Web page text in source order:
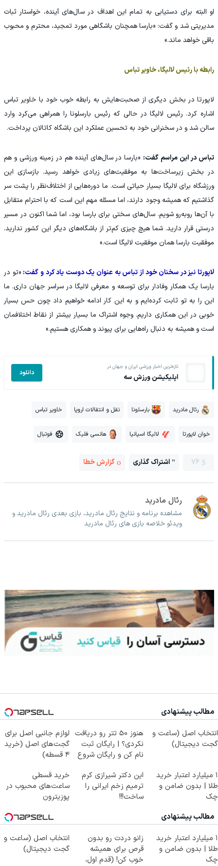
او البته برای دستیابی به تمام این اهداف در سال‌های آینده، خواستار ثبات
مدیریتی شد و گفت: «بارسا همچنان باشگاهی مورد تمجید، محترم و محبوب
باقی خواهد ماند.»
رابطه با رئیس لالیگا، خاویر تباس
لاپورتا در بخش دیگری از صحبت‌هایش به رابطه خوب خود با خاویر تباس
اشاره کرد. رئیس لالیگا در حالی که رئیس بارسلونا را همراهی می‌کرد وارد
سالن شد و در سخنرانی خود به تحسین عملکرد این باشگاه کاتالان پرداخت.
تباس در این مراسم گفت: «بارسا در سال‌های آینده هم در زمینه ورزشی و هم
در بخش زیرساخت‌ها به موفقیت‌های زیادی خواهد رسید. بازسازی این
ورزشگاه برای لالیگا بسیار حیاتی است. ما دوره‌هایی از اختلاف‌نظر را پشت سر
گذاشتیم که همیشه وجود دارند، اما مسئله مهم این است که با احترام متقابل
با آن‌ها رو‌به‌رو شویم. سال‌های سختی برای بارسا بود، اما شما اکنون در مسیر
درستی قرار دارید. شما هیچ چیزی کم‌تر از باشگاه‌های دیگر این کشور ندارید.
موفقیت بارسا همان موفقیت لالیگا است.»
لاپورتا نیز در سخنان خود از تباس به عنوان یک دوست یاد کرد و گفت: «تو در
بارسا یک همکار وفادار برای توسعه و معرفی لالیگا در سراسر جهان داری. ما
این را به تو ثابت کرده‌ایم و به این کار ادامه خواهیم داد چون حس بسیار
خوبی در این همکاری داریم. وجوه اشتراک ما بسیار بیشتر از نقاط اختلافمان
است و همیشه به دنبال راه‌هایی برای پیوند و همکاری هستیم.»
تازه‌ترین اخبار ورزشی ایران و جهان در
اپلیکیشن ورزش سه دانلود
رئال مادرید بارسلونا نقل و انتقالات اروپا خاویر تباس
خوان لاپورتا لالیگا اسپانیا هانسی فلیک فوتبال
76 اشتراک گذاری گزارش خطا
رئال مادرید
مشاهده برنامه و نتایج رئال مادرید، بازی بعدی رئال مادرید و
ویدئو خلاصه بازی های رئال مادرید
مطالب پیشنهادی
انتخاب اصل (ساعت و
گجت دیجیتال)
هنوز 50 تتر رو دریافت
نکردی؟ | رایگان ثبت
نام کن و رایگان شروع
لوازم جانبی اصل برای
گجت‌های اصل (خرید
۴ قسطه)
۱ میلیارد اعتبار خرید
طلا | بدون ضامن و
چک
این دکتر شیرازی کرم
ترمیم زخم ایرانی را
ساخت!!!
خرید قسطی
ساعت‌های محبوب در
پوزیترون
مطالب پیشنهادی
۱ میلیارد اعتبار خرید
طلا | بدون ضامن و
چک
زانو دردت رو بدون
قرص برای همیشه
خوب کن! (قدم اول،
انتخاب اصل (ساعت و
گجت دیجیتال)